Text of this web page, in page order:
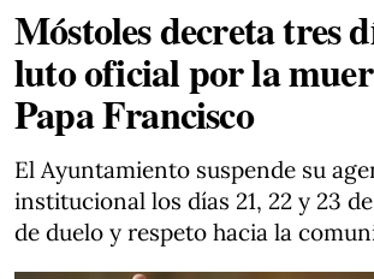
Móstoles decreta tres
luto oficial por la
Papa Francisco
El Ayuntamiento suspende su
institucional los días 21, 22 y 23
de duelo y respeto hacia la